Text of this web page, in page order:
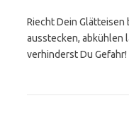
Riecht Dein Glätteisen
ausstecken, abkühlen
verhinderst Du Gefahr!